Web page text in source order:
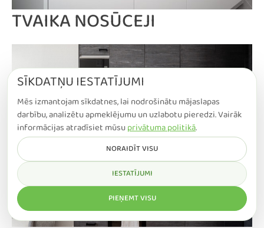
TVAIKA NOSŪCEJI
SĪKDATŅU IESTATĪJUMI
Mēs izmantojam sīkdatnes, lai nodrošinātu mājaslapas
darbību, analizētu apmeklējumu un uzlabotu pieredzi. Vairāk
informācijas atradīsiet mūsuprivātuma politikā.
NORAIDĪT VISU
IESTATĪJUMI
PIEŅEMT VISU